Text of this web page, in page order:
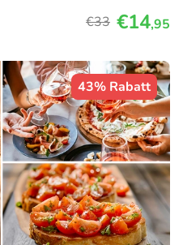
€33 €14,95
43% Rabatt